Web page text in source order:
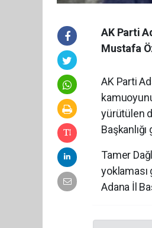
AK Parti
Mustafa
AK Parti
yürütülen
Tamer
yoklaması
Adana İl